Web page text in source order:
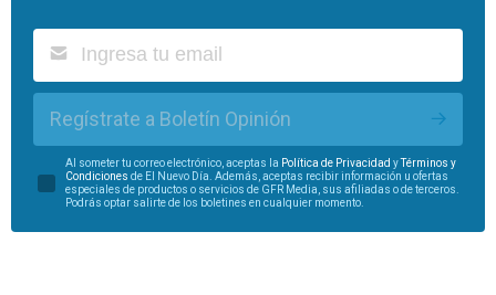
Regístrate a Boletín Opinión
Al someter tu correo electrónico, aceptas la Política de Privacidad yTérminos y
Condiciones de El Nuevo Día. Además, aceptas recibir información u ofertas
especiales de productos o servicios de GFR Media, sus afiliadas o de terceros.
Podrás optar salirte de los boletines en cualquier momento.